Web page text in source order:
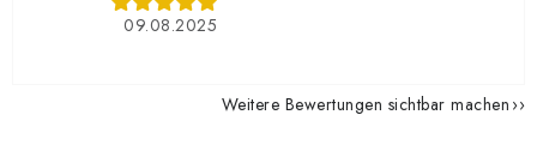
09.08.2025
Weitere Bewertungen sichtbar machen